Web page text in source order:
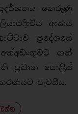
කෙරුණු
අංකය
ප්‍රදේශයේ
ගත්
ප්‍රධාන පොලිස්
පැවසීය.